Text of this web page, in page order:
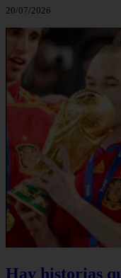
20/07/2026
Hay historias